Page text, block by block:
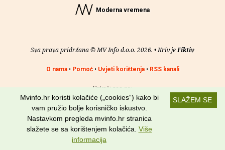
Moderna vremena
Sva prava pridržana © MV Info d.o.o. 2026. • Kriv jeFiktiv
O nama• Pomoć• Uvjeti korištenja• RSS kanali
Potraži nas na:
SLAŽEM SE
Mvinfo.hr koristi kolačiće („cookies“) kako bi
vam pružio bolje korisničko iskustvo.
Nastavkom pregleda mvinfo.hr stranica
slažete se sa korištenjem kolačića. Više
informacija